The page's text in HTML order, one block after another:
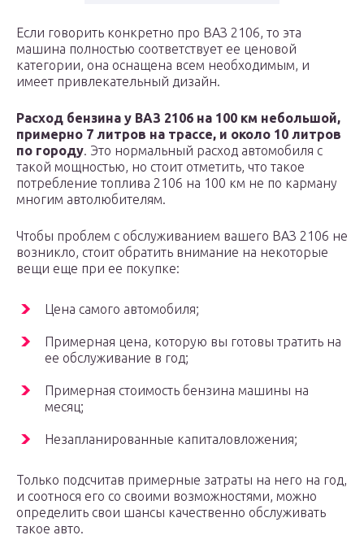
Если говорить конкретно про ВАЗ 2106, то эта
машина полностью соответствует ее ценовой
категории, она оснащена всем необходимым, и
имеет привлекательный дизайн.
Расход бензина у ВАЗ 2106 на 100 км небольшой,
примерно 7 литров на трассе, и около 10 литров
по городу. Это нормальный расход автомобиля с
такой мощностью, но стоит отметить, что такое
потребление топлива 2106 на 100 км не по карману
многим автолюбителям.
Чтобы проблем с обслуживанием вашего ВАЗ 2106 не
возникло, стоит обратить внимание на некоторые
вещи еще при ее покупке:
Цена самого автомобиля;
Примерная цена, которую вы готовы тратить на
ее обслуживание в год;
Примерная стоимость бензина машины на
месяц;
Незапланированные капиталовложения;
Только подсчитав примерные затраты на него на год,
и соотнося его со своими возможностями, можно
определить свои шансы качественно обслуживать
такое авто.